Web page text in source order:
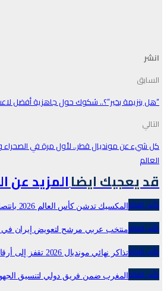
بخير”؟.. شكوك حول جاهزية أفضل لاعب في
عن مونديال قطر.. لأول مرة في الصحراء وفي
ايضاالمزيد عن
المكسيك تدشن كأس العالم 2026 بانتصار مهم على جنوب…
منتخب عربي مرشح لتعويض إيران في مونديال 2026
تذاكر نهائي مونديال 2026 تقفز إلى أرقام خيالية بعد عرض…
المغرب ضمن فريق دولي لتنسيق الجهود